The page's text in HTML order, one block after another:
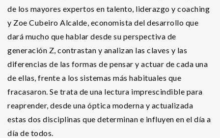
de los mayores expertos en talento, liderazgo y coaching
y Zoe Cubeiro Alcalde, economista del desarrollo que
dará mucho que hablar desde su perspectiva de
generación Z, contrastan y analizan las claves y las
diferencias de las formas de pensar y actuar de cada una
de ellas, frente a los sistemas más habituales que
fracasaron. Se trata de una lectura imprescindible para
reaprender, desde una óptica moderna y actualizada
estas dos disciplinas que determinan e influyen en el día a
día de todos.